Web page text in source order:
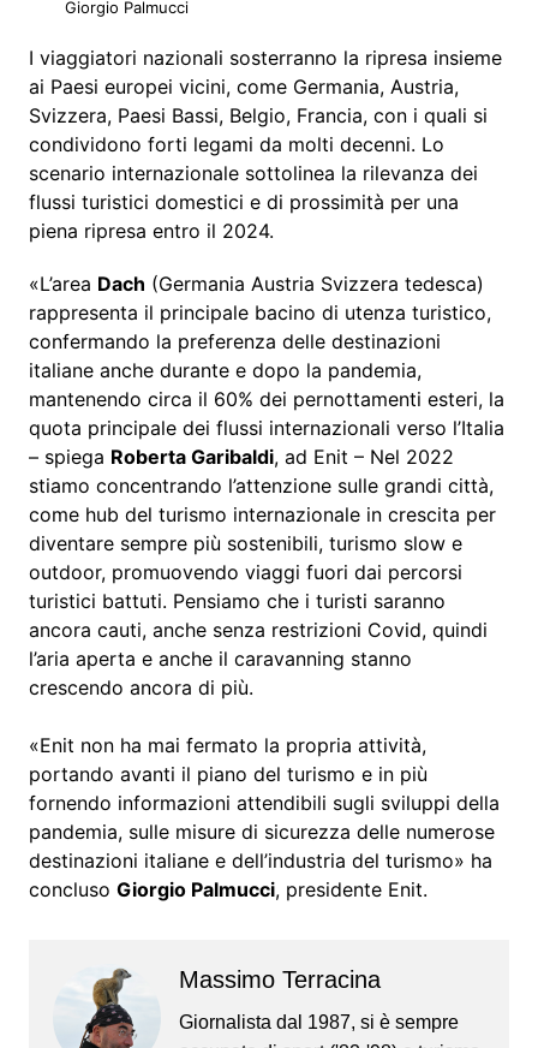
Giorgio Palmucci
I viaggiatori nazionali sosterranno la ripresa insieme
ai Paesi europei vicini, come Germania, Austria,
Svizzera, Paesi Bassi, Belgio, Francia, con i quali si
condividono forti legami da molti decenni. Lo
scenario internazionale sottolinea la rilevanza dei
flussi turistici domestici e di prossimità per una
piena ripresa entro il 2024.
«L’area Dach (Germania Austria Svizzera tedesca)
rappresenta il principale bacino di utenza turistico,
confermando la preferenza delle destinazioni
italiane anche durante e dopo la pandemia,
mantenendo circa il 60% dei pernottamenti esteri, la
quota principale dei flussi internazionali verso l’Italia
– spiega Roberta Garibaldi, ad Enit – Nel 2022
stiamo concentrando l’attenzione sulle grandi città,
come hub del turismo internazionale in crescita per
diventare sempre più sostenibili, turismo slow e
outdoor, promuovendo viaggi fuori dai percorsi
turistici battuti. Pensiamo che i turisti saranno
ancora cauti, anche senza restrizioni Covid, quindi
l’aria aperta e anche il caravanning stanno
crescendo ancora di più.
«Enit non ha mai fermato la propria attività,
portando avanti il piano del turismo e in più
fornendo informazioni attendibili sugli sviluppi della
pandemia, sulle misure di sicurezza delle numerose
destinazioni italiane e dell’industria del turismo» ha
concluso Giorgio Palmucci, presidente Enit.
Massimo Terracina
Giornalista dal 1987, si è sempre